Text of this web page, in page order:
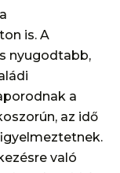
is. A
nyugodtabb,
a
az idő
való